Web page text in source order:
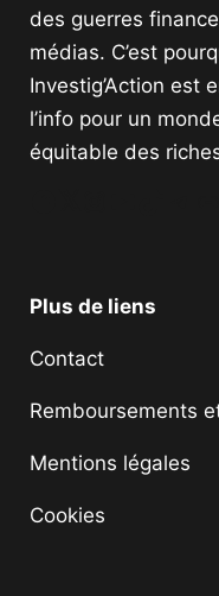
des guerres
médias. C’est
Investig’Action est
l’info pour un
équitable des
Plus de liens
Contact
Remboursements
Mentions légales
Cookies